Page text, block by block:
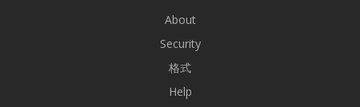
About
Security
格式
Help